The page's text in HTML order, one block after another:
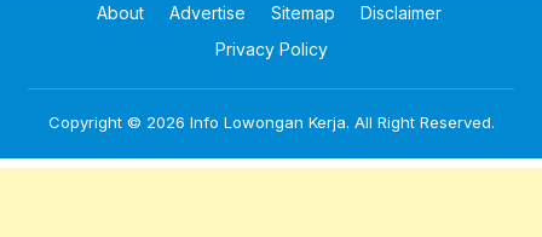
About Advertise Sitemap
Disclaimer
Privacy Policy
Copyright © 2026 Info Lowongan Kerja. All Right Reserved.